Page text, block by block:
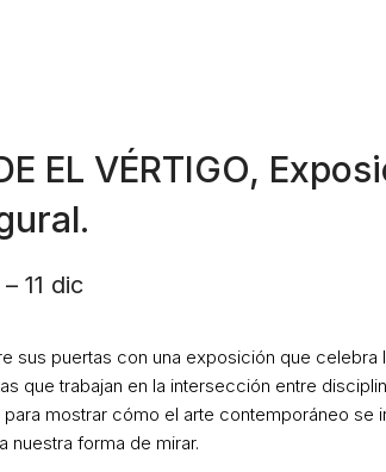
EL VÉRTIGO,
11 dic
sus puertas con una exposición que celebra
que trabajan en la intersección entre
para mostrar cómo el arte contemporáneo se
nuestra forma de mirar.